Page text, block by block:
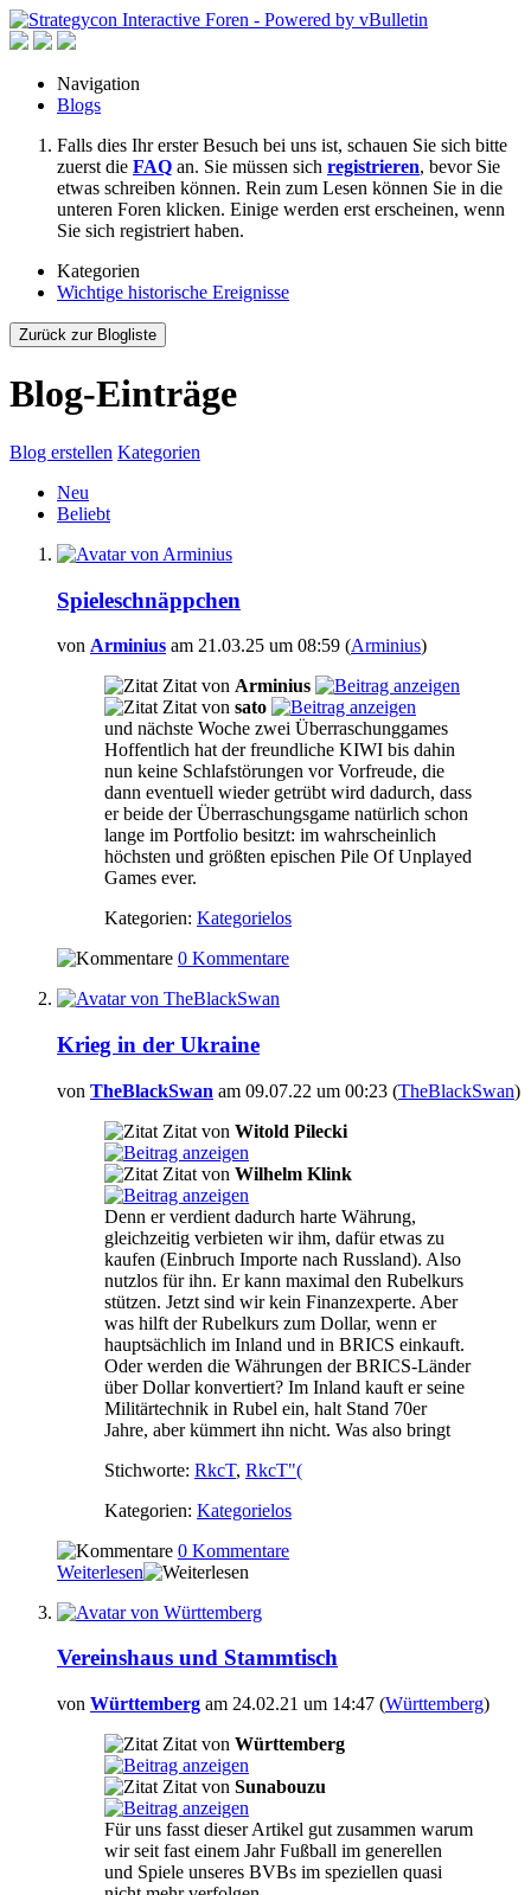
Navigation
Blogs
Falls dies Ihr erster Besuch bei uns ist, schauen Sie sich bitte
zuerst die FAQ an. Sie müssen sich registrieren, bevor Sie
etwas schreiben können. Rein zum Lesen können Sie in die
unteren Foren klicken. Einige werden erst erscheinen, wenn
Sie sich registriert haben.
Kategorien
Wichtige historische Ereignisse
Zurück zur Blogliste
Blog-Einträge
Blog erstellen Kategorien
Neu
Beliebt
Spieleschnäppchen
von Arminius am 21.03.25 um 08:59 (Arminius)
Zitat von Arminius
Zitat von sato
und nächste Woche zwei Überraschunggames
Hoffentlich hat der freundliche KIWI bis dahin
nun keine Schlafstörungen vor Vorfreude, die
dann eventuell wieder getrübt wird dadurch, dass
er beide der Überraschungsgame natürlich schon
lange im Portfolio besitzt: im wahrscheinlich
höchsten und größten epischen Pile Of Unplayed
Games ever.
Kategorien: Kategorielos
0 Kommentare
Krieg in der Ukraine
von TheBlackSwan am 09.07.22 um 00:23 (TheBlackSwan)
Zitat von Witold Pilecki
Zitat von Wilhelm Klink
Denn er verdient dadurch harte Währung,
gleichzeitig verbieten wir ihm, dafür etwas zu
kaufen (Einbruch Importe nach Russland). Also
nutzlos für ihn. Er kann maximal den Rubelkurs
stützen. Jetzt sind wir kein Finanzexperte. Aber
was hilft der Rubelkurs zum Dollar, wenn er
hauptsächlich im Inland und in BRICS einkauft.
Oder werden die Währungen der BRICS-Länder
über Dollar konvertiert? Im Inland kauft er seine
Militärtechnik in Rubel ein, halt Stand 70er
Jahre, aber kümmert ihn nicht. Was also bringt
Stichworte: RkcT, RkcT"(
Kategorien: Kategorielos
0 Kommentare
Weiterlesen
Vereinshaus und Stammtisch
von Württemberg am 24.02.21 um 14:47 (Württemberg)
Zitat von Württemberg
Zitat von Sunabouzu
Für uns fasst dieser Artikel gut zusammen warum
wir seit fast einem Jahr Fußball im generellen
und Spiele unseres BVBs im speziellen quasi